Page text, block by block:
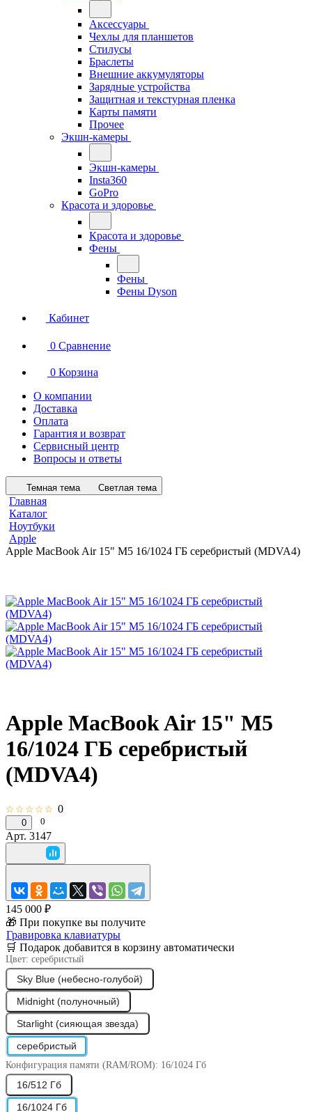
Аксессуары
Чехлы для планшетов
Стилусы
Браслеты
Внешние аккумуляторы
Зарядные устройства
Защитная и текстурная пленка
Карты памяти
Прочее
Экшн-камеры
Экшн-камеры
Insta360
GoPro
Красота и здоровье
Красота и здоровье
Фены
Фены
Фены Dyson
Кабинет
0 Сравнение
0 Корзина
О компании
Доставка
Оплата
Гарантия и возврат
Сервисный центр
Вопросы и ответы
Темная тема Светлая тема
Главная
Каталог
Ноутбуки
Apple
Apple MacBook Air 15" M5 16/1024 ГБ серебристый (MDVA4)
Apple MacBook Air 15" M5
16/1024 ГБ серебристый
(MDVA4)
☆☆☆☆☆ 0
0 0
Арт. 3147
145 000 ₽
🎁 При покупке вы получите
Гравировка клавиатуры
🛒 Подарок добавится в корзину автоматически
Цвет: серебристый
Sky Blue (небесно-голубой)
Midnight (полуночный)
Starlight (сияющая звезда)
серебристый
Конфигурация памяти (RAM/ROM): 16/1024 Гб
16/512 Гб
16/1024 Гб